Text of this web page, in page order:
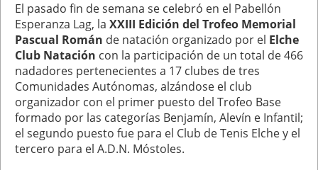
El pasado fin de semana se celebró en el Pabellón
Esperanza Lag, la XXIII Edición del Trofeo Memorial
Pascual Román de natación organizado por el Elche
Club Natación con la participación de un total de 466
nadadores pertenecientes a 17 clubes de tres
Comunidades Autónomas, alzándose el club
organizador con el primer puesto del Trofeo Base
formado por las categorías Benjamín, Alevín e Infantil;
el segundo puesto fue para el Club de Tenis Elche y el
tercero para el A.D.N. Móstoles.